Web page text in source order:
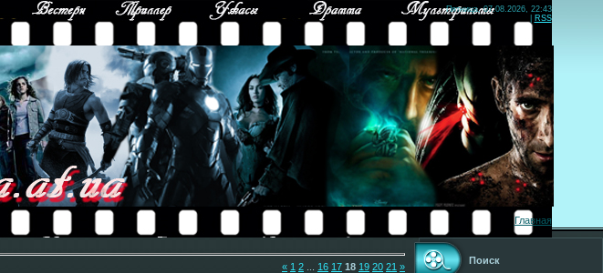
Пятница, 07.08.2026, 22:43
RSS
Главная
« 1 2 16 17 18 19 20 21 »
Поиск